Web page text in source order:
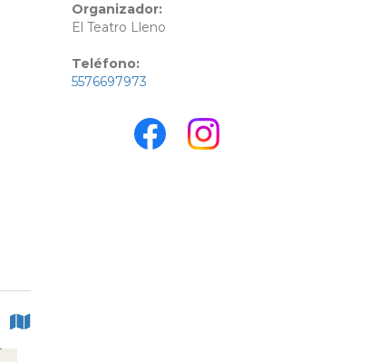
Organizador:
El Teatro Lleno
Teléfono:
5576697973